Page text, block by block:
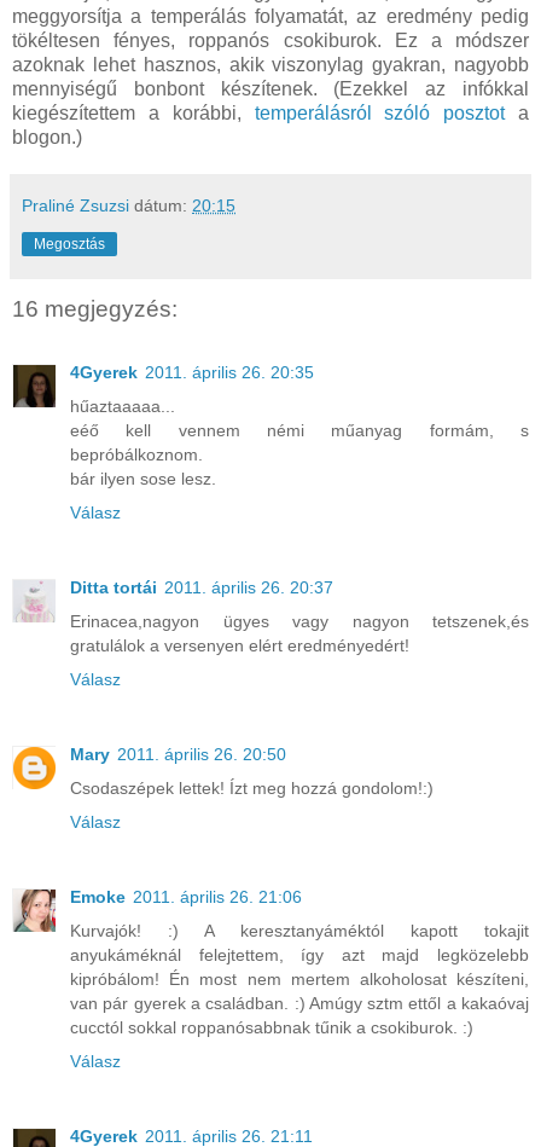
meggyorsítja a temperálás folyamatát, az eredmény pedig
tökéltesen fényes, roppanós csokiburok. Ez a módszer
azoknak lehet hasznos, akik viszonylag gyakran, nagyobb
mennyiségű bonbont készítenek. (Ezekkel az infókkal
kiegészítettem a korábbi, temperálásról szóló posztota
blogon.)
Praliné Zsuzsi dátum: 20:15
Megosztás
16 megjegyzés:
4Gyerek 2011. április 26. 20:35
hűaztaaaaa...
eéő kell vennem némi műanyag formám, s
bepróbálkoznom.
bár ilyen sose lesz.
Válasz
Ditta tortái 2011. április 26. 20:37
Erinacea,nagyon ügyes vagy nagyon tetszenek,és
gratulálok a versenyen elért eredményedért!
Válasz
Mary 2011. április 26. 20:50
Csodaszépek lettek! Ízt meg hozzá gondolom!:)
Válasz
Emoke 2011. április 26. 21:06
Kurvajók! :) A keresztanyáméktól kapott tokajit
anyukáméknál felejtettem, így azt majd legközelebb
kipróbálom! Én most nem mertem alkoholosat készíteni,
van pár gyerek a családban. :) Amúgy sztm ettől a kakaóvaj
cucctól sokkal roppanósabbnak tűnik a csokiburok. :)
Válasz
4Gyerek 2011. április 26. 21:11